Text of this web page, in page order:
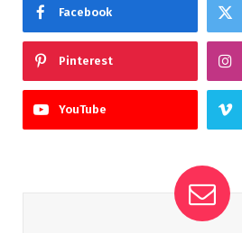
Facebook
Pinterest
YouTube